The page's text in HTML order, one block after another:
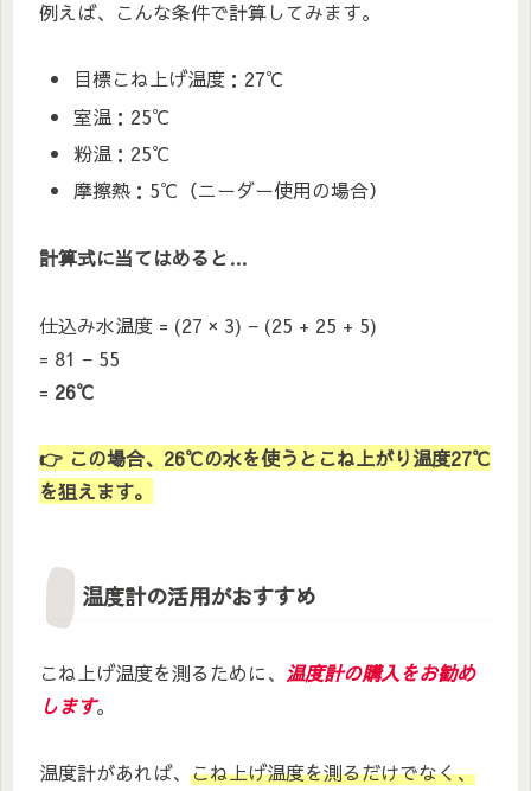
例えば、こんな条件で計算してみます。
目標こね上げ温度：27℃
室温：25℃
粉温：25℃
摩擦熱：5℃（ニーダー使用の場合）
計算式に当てはめると…
仕込み水温度 = (27 × 3) − (25 + 25 + 5)
= 81 − 55
= 26℃
👉 この場合、26℃の水を使うとこね上がり温度27℃
を狙えます。
温度計の活用がおすすめ
こね上げ温度を測るために、 温度計の購入をお勧め
します。
温度計があれば、 こね上げ温度を測るだけでなく、